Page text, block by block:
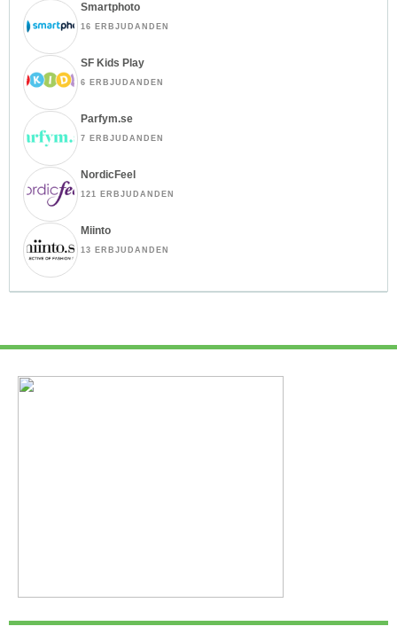
Smartphoto
16 ERBJUDANDEN
SF Kids Play
6 ERBJUDANDEN
Parfym.se
7 ERBJUDANDEN
NordicFeel
121 ERBJUDANDEN
Miinto
13 ERBJUDANDEN